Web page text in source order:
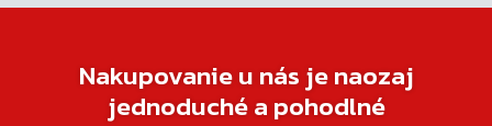
Nakupovanie u nás je naozaj
jednoduché a pohodlné